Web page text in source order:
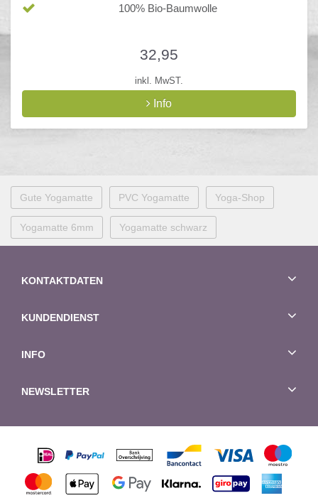
100% Bio-Baumwolle
32,95
inkl. MwST.
Info
Gute Yogamatte PVC Yogamatte Yoga-Shop
Yogamatte 6mm Yogamatte schwarz
KONTAKTDATEN
KUNDENDIENST
INFO
NEWSLETTER